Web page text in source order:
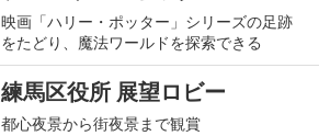
映画「ハリー・ポッター」シリーズの足跡
をたどり、魔法ワールドを探索できる
練馬区役所 展望ロビー
都心夜景から街夜景まで観賞